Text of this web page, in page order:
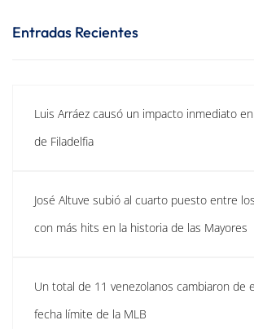
Entradas Recientes
Luis Arráez causó un impacto inmediato
de Filadelfia
José Altuve subió al cuarto puesto entre
con más hits en la historia de las Mayores
Un total de 11 venezolanos cambiaron de
fecha límite de la MLB